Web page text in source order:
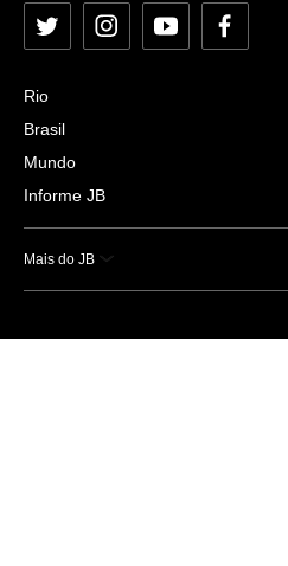
Twitter InstagramYouTubeFacebook
Rio
Brasil
Mundo
Informe JB
Mais do JB
Esportes